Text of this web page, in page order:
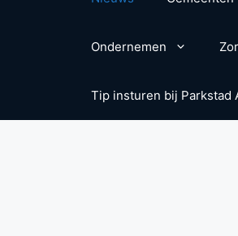
Ondernemen
Tip insturen bij Parkstad